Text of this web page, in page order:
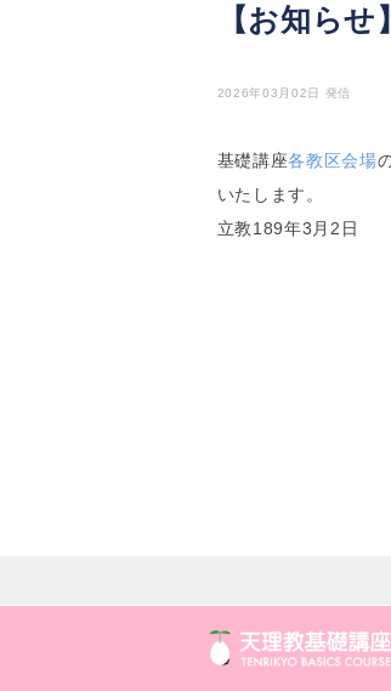
【お知ら
2026年03月02日 発信
基礎講座各教区会場
いたします。
立教189年3月2日